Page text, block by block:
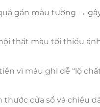
gần màu tường →
thất màu tối thiếu
vì màu ghi dễ “lộ
thước cửa sổ và chiều